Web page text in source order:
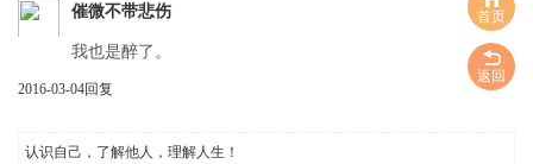
10 #
催微不带悲伤
我也是醉了。
2016-03-04回复
认识自己，了解他人，理解人生！
首页
返回